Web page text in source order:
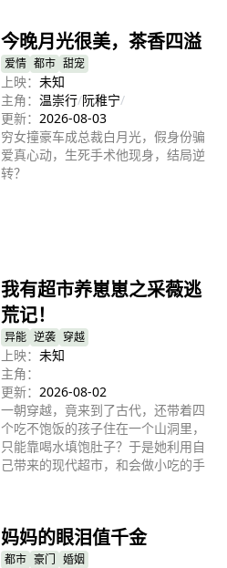
今晚月光很美，茶香四溢
爱情 都市 甜宠
上映： 未知
主角： 温崇行/阮稚宁/
更新： 2026-08-03
穷女撞豪车成总裁白月光，假身份骗
爱真心动，生死手术他现身，结局逆
转？
我有超市养崽崽之采薇逃
荒记！
异能 逆袭 穿越
上映： 未知
主角：
更新： 2026-08-02
一朝穿越，竟来到了古代，还带着四
个吃不饱饭的孩子住在一个山洞里，
只能靠喝水填饱肚子？于是她利用自
己带来的现代超市，和会做小吃的手
妈妈的眼泪值千金
都市 豪门 婚姻